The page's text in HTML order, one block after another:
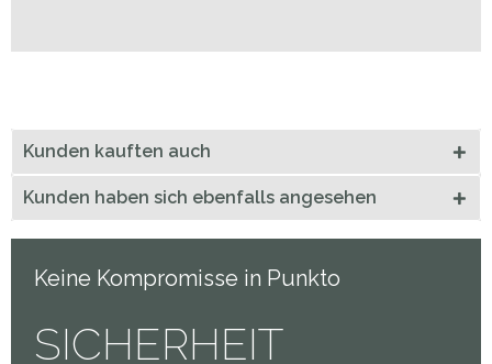
Kunden kauften auch
Kunden haben sich ebenfalls angesehen
Keine Kompromisse in Punkto
SICHERHEIT